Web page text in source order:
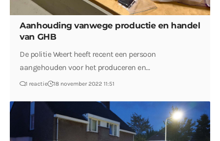
Aanhouding vanwege productie en handel
van GHB
De politie Weert heeft recent een persoon
aangehouden voor het produceren en…
1 reactie 18 november 2022 11:51